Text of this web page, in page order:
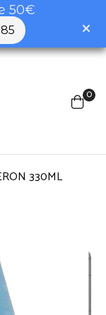
50€
0
330ML